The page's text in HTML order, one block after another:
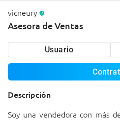
vicneury
Asesora de Ventas
Usuario
Descripción
Soy una vendedora con más